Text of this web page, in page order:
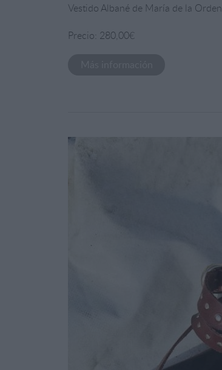
Vestido Albané de María de la Orden
Precio: 280,00€